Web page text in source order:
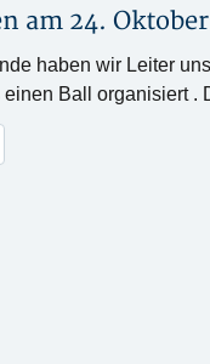
am 24.
haben wir Leiter
einen Ball organisiert